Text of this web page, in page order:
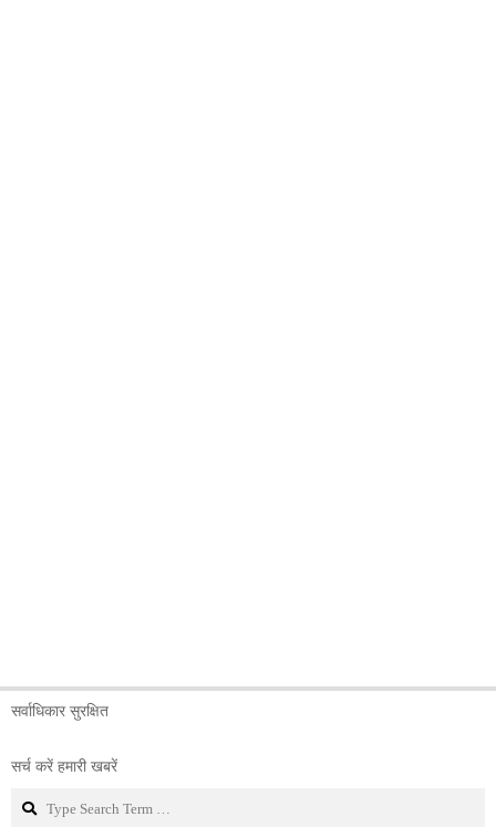
सर्वाधिकार सुरक्षित
सर्च करें हमारी खबरें